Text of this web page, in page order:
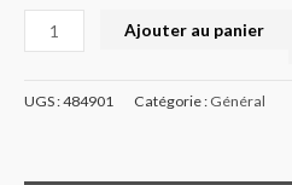
Ajouter au panier
UGS :484901 Catégorie : Général